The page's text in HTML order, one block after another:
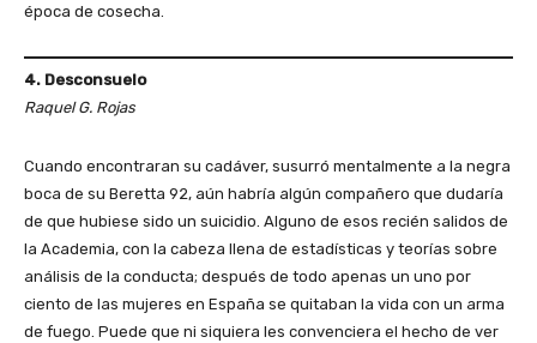
época de cosecha.
4. Desconsuelo
Raquel G. Rojas
Cuando encontraran su cadáver, susurró mentalmente a la negra
boca de su Beretta 92, aún habría algún compañero que dudaría
de que hubiese sido un suicidio. Alguno de esos recién salidos de
la Academia, con la cabeza llena de estadísticas y teorías sobre
análisis de la conducta; después de todo apenas un uno por
ciento de las mujeres en España se quitaban la vida con un arma
de fuego. Puede que ni siquiera les convenciera el hecho de ver